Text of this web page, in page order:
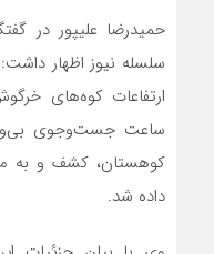
حمیدرضا علیپور در
سلسله نیوز اظهار
ساعت جست‌وجوی
کوهستان، کشف و به
داده شد.